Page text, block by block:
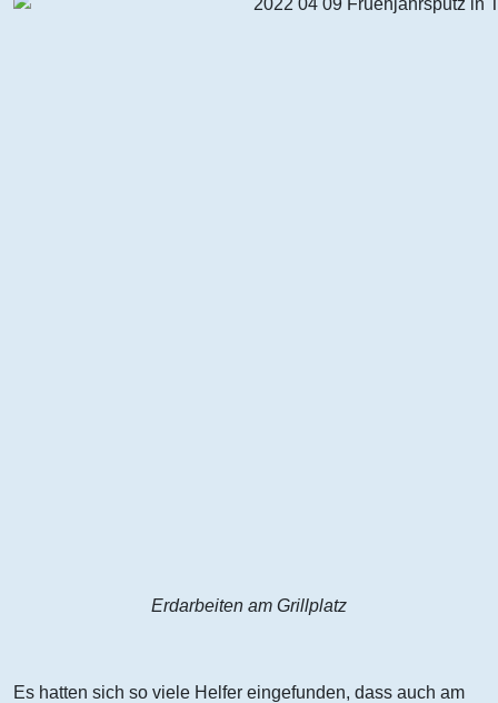
Erdarbeiten am Grillplatz
Es hatten sich so viele Helfer eingefunden, dass auch am